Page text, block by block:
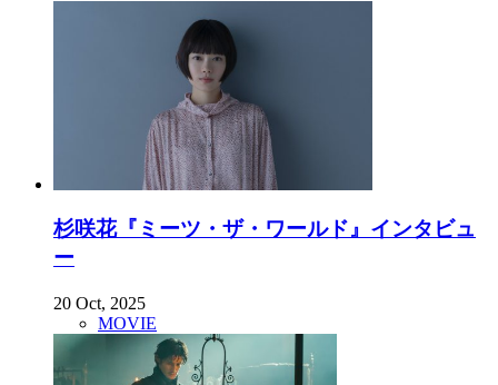
杉咲花『ミーツ・ザ・ワールド』インタビュ
ー
20 Oct, 2025
MOVIE